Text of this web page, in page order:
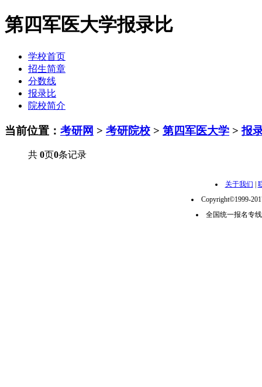
第四军医大学报录比
学校首页
招生简章
分数线
报录比
院校简介
当前位置： 考研网 > 考研院校 > 第四军医大学 >报
共 0页0条记录
关于我们
Copyright©1999-
全国统一报名专